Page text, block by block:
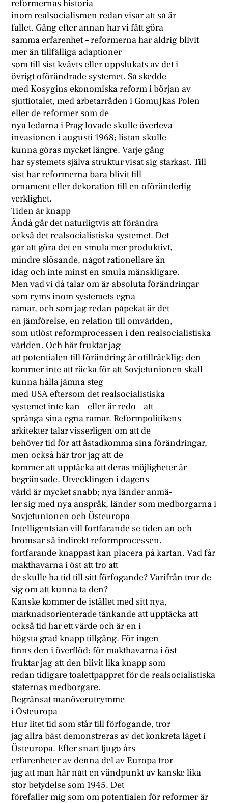
reformernas historia
inom realsocialismen redan visar att så är
fallet. Gång efter annan har vi fått göra
samma erfarenhet – reformerna har aldrig blivit
mer än tillfälliga adaptioner
som till sist kvävts eller uppslukats av det i
övrigt oförändrade systemet. Så skedde
med Kosygins ekonomiska reform i början av
sjuttiotalet, med arbetarråden i GomuJkas Polen
eller de reformer som de
nya ledarna i Prag lovade skulle överleva
invasionen i augusti 1968; listan skulle
kunna göras mycket längre. Varje gång
har systemets själva struktur visat sig starkast. Till
sist har reformerna bara blivit till
ornament eller dekoration till en oföränderlig
verklighet.
Tiden är knapp
Ändå går det naturligtvis att förändra
också det realsocialistiska systemet. Det
går att göra det en smula mer produktivt,
mindre slösande, något rationellare än
idag och inte minst en smula mänskligare.
Men vad vi då talar om är absoluta förändringar
som ryms inom systemets egna
ramar, och som jag redan påpekat är det
en jämförelse, en relation till omvärlden,
som utlöst reformprocessen i den realsocialistiska
världen. Och här fruktar jag
att potentialen till förändring är otillräckIig: den
kommer inte att räcka för att Sovjetunionen skall
kunna hålla jämna steg
med USA eftersom det realsocialistiska
systemet inte kan – eller är redo – att
spränga sina egna ramar. Reformpolitikens
arkitekter talar visserligen om att de
behöver tid för att åstadkomma sina förändringar,
men också här tror jag att de
kommer att upptäcka att deras möjligheter är
begränsade. Utvecklingen i dagens
värld är mycket snabb; nya länder anmä-
ler sig med nya anspråk, länder som medborgarna i
Sovjetunionen och Östeuropa
Intelligentsian vill fortfarande se tiden an och
bromsar så indirekt reformprocessen.
fortfarande knappast kan placera på kartan. Vad får
makthavarna i öst att tro att
de skulle ha tid till sitt förfogande? Varifrån tror de
sig om att kunna ta den?
Kanske kommer de istället med sitt nya,
marknadsorienterade tänkande att upptäcka att
också tid har ett värde och är en i
högsta grad knapp tillgång. För ingen
finns den i överflöd: för makthavarna i öst
fruktar jag att den blivit lika knapp som
redan tidigare toalettpappret för de realsocialistiska
staternas medborgare.
Begränsat manöverutrymme
i Östeuropa
Hur litet tid som står till förfogande, tror
jag allra bäst demonstreras av det konkreta läget i
Östeuropa. Efter snart tjugo års
erfarenheter av denna del av Europa tror
jag att man här nått en vändpunkt av kanske lika
stor betydelse som 1945. Det
förefaller mig som om potentialen för reformer är